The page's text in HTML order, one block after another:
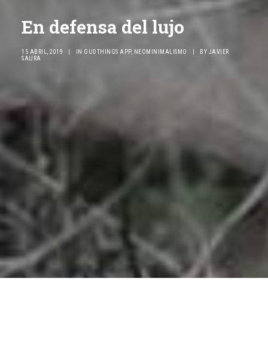
En defensa del lujo
15 ABRIL, 2019 IN GUDTHINGS APP, NEOMINIMALISMO BY JAVIER
SAURA